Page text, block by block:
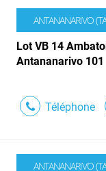
ANTANANARIVO
Lot VB 14
Antananarivo 101
Téléphone
ANTANANARIVO